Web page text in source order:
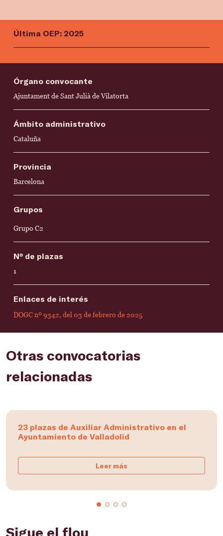
Última OEP: 2025
Órgano convocante
Ajuntament de Sant Julià de Vilatorta
Ámbito administrativo
Cataluña
Provincia
Barcelona
Grupos
Grupo C2
Nº de plazas
1
Enlaces de interés
DOGC nº 9342, del 03 de febrero de 2025
Otras convocatorias
relacionadas
23 plazas de Auxiliar Administrativo en el
Ayuntamiento de Valladolid
Leer más
Sigue el flou